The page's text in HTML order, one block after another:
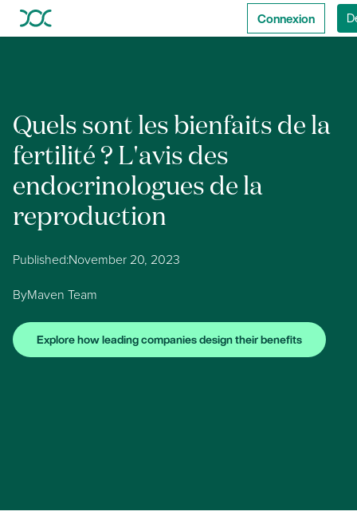
Connexion
Quels sont les bienfaits de la
fertilité ? L'avis des
endocrinologues de la
reproduction
Published:November 20, 2023
ByMaven Team
Explore how leading companies design their benefits